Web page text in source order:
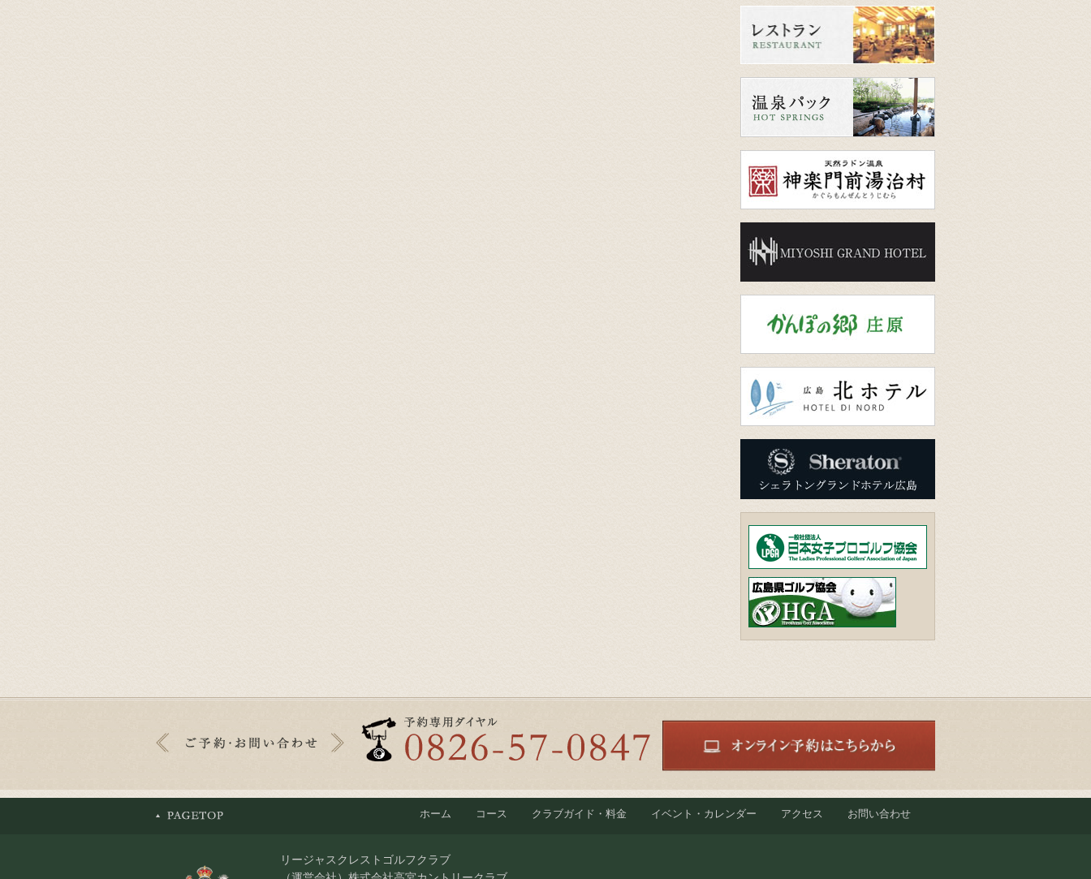
ホーム コース クラブガイド・料金 イベント・カレンダー アクセス お問い合わせ
リージャスクレストゴルフクラブ